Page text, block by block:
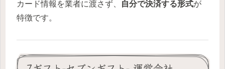
カード情報を業者に渡さず、 自分で決済する形式が
特徴です。